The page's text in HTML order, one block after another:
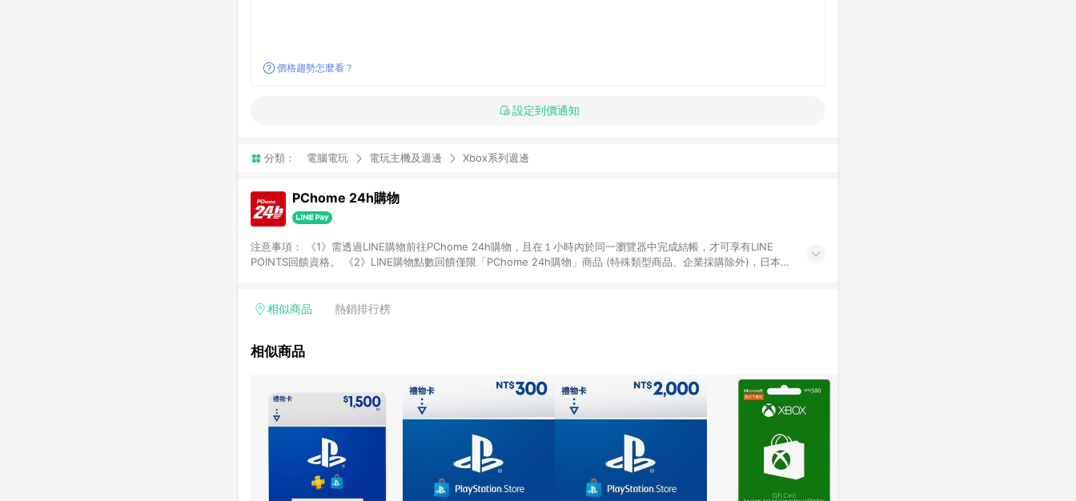
價格趨勢怎麼看？
設定到價通知
分類： 電腦電玩 電玩主機及週邊 Xbox系列週邊
PChome 24h購物
注意事項： 《1》需透過LINE購物前往PChome 24h購物，且在１小時內於同一瀏覽器中完成結帳，才可享有LINE
POINTS回饋資格。 《2》LINE購物點數回饋僅限「PChome 24h購物」商品 (特殊類型商品、企業採購除外)，日本代
PChome儲值商品、企業專區/企業採購、部分指定商品 - 下載軟體、奶粉/副食品、電腦軟體、InComm儲值點數、點
商家訂單頁面標示「LINE回饋」，若無此標示則 不符合回饋LINE POINTS點數資格亦不得使用點數紅包 。 《7》LINE
並依訂單成立時間當下LINE購物所設定的回饋機制為準。 《8》LINE購物為購物資訊整合性平台，商品資料更新會有
時間差，如顯示之商品規格、顏色、價位、贈品與PChome 24h購物銷售網頁不符，以銷售網頁標示為準！
相似商品 熱銷排行榜
相似商品